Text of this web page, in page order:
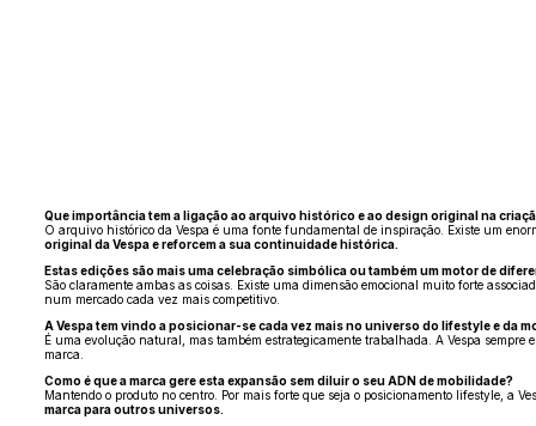
Que importância tem a ligação ao arquivo histórico e ao design original na
O arquivo histórico da Vespa é uma fonte fundamental de inspiração. Existe um
original da Vespa e reforcem a sua continuidade histórica.
Estas edições são mais uma celebração simbólica ou também um motor de
São claramente ambas as coisas. Existe uma dimensão emocional muito forte
num mercado cada vez mais competitivo.
A Vespa tem vindo a posicionar-se cada vez mais no universo do lifestyle e da
É uma evolução natural, mas também estrategicamente trabalhada. A Vespa
marca.
Como é que a marca gere esta expansão sem diluir o seu ADN de mobilidade?
Mantendo o produto no centro. Por mais forte que seja o posicionamento lifestyle, a
marca para outros universos.